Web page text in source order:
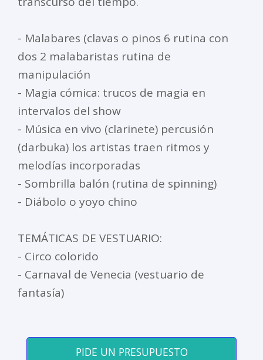
- Malabares (clavas o pinos 6 rutina con
dos 2 malabaristas rutina de
manipulación
- Magia cómica: trucos de magia en
intervalos del show
- Música en vivo (clarinete) percusión
(darbuka) los artistas traen ritmos y
melodías incorporadas
- Sombrilla balón (rutina de spinning)
- Diábolo o yoyo chino
TEMÁTICAS DE VESTUARIO:
- Circo colorido
- Carnaval de Venecia (vestuario de
fantasía)
PIDE UN PRESUPUESTO